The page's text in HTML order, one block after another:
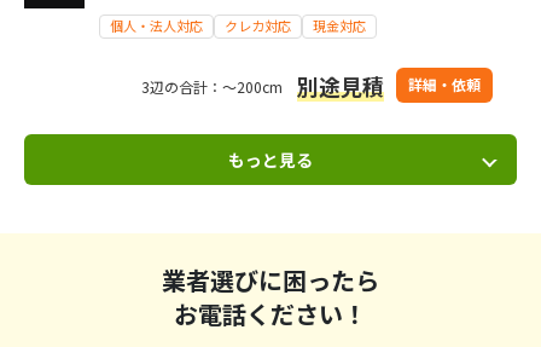
個人・法人対応 クレカ対応 現金対応
3辺の合計：～200cm 別途見積 詳細・依頼
もっと見る
業者選びに困ったら
お電話ください！